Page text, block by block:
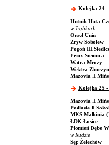
Kolejka 24 -
Hutnik Huta
w Trąbkach
Orzeł Unin
Zryw Sobolew
Pogoń III
Fenix Siennica
Watra Mrozy
Wektra Zbuczyn
Mazovia II
Kolejka 25 -
Mazovia II
Podlasie II
MKS Małkinia
ŁDK Łosice
Płomień Dębe
w Rudzie
Sęp Żelechów